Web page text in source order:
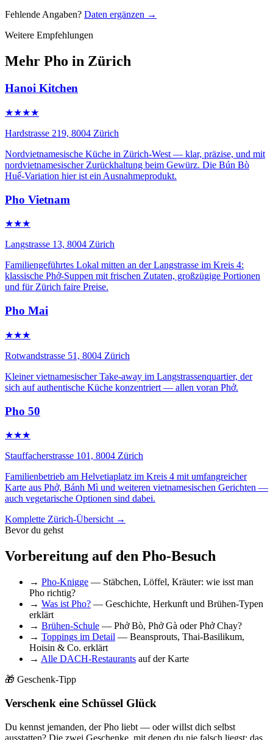
Fehlende Angaben? Daten ergänzen →
Weitere Empfehlungen
Mehr Pho in Zürich
Hanoi Kitchen
★★★★
Hardstrasse 219, 8004 Zürich
Nordvietnamesische Küche in Zürich-West — klar, präzise, und mit
nordvietnamesischer Zurückhaltung beim Gewürz. Die Bún Bò
Huế-Variation hier ist ein Ausnahmeprodukt.
Pho Vietnam
★★★
Langstrasse 13, 8004 Zürich
Familiengeführtes Lokal mitten an der Langstrasse im Kreis 4:
klassische Phở-Suppen mit frischen Zutaten, großzügige Portionen
und für Zürich faire Preise.
Pho Mai
★★★
Rotwandstrasse 51, 8004 Zürich
Kleiner vietnamesischer Take-away im Langstrassenquartier, der
sich auf authentische Küche konzentriert — allen voran Phở.
Pho 50
★★★
Stauffacherstrasse 101, 8004 Zürich
Familienbetrieb am Helvetiaplatz im Kreis 4 mit umfangreicher
Karte aus Phở, Bánh Mì und weiteren vietnamesischen Gerichten —
auch vegetarische Optionen sind dabei.
Komplette Zürich-Übersicht →
Bevor du gehst
Vorbereitung auf den Pho-Besuch
→ Pho-Knigge — Stäbchen, Löffel, Kräuter: wie isst man
Pho richtig?
→ Was ist Pho? — Geschichte, Herkunft und Brühen-Typen
erklärt
→ Brühen-Schule — Phở Bò, Phở Gà oder Phở Chay?
→ Toppings im Detail — Beansprouts, Thai-Basilikum,
Hoisin & Co. erklärt
→ Alle DACH-Restaurants auf der Karte
🎁 Geschenk-Tipp
Verschenk eine Schüssel Glück
Du kennst jemanden, der Pho liebt — oder willst dich selbst
ausstatten? Die zwei Geschenke, mit denen du nie falsch liegst: das